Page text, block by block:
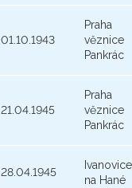
01.10.1943
Praha
věznice
Pankrác
21.04.1945
Praha
věznice
Pankrác
28.04.1945
Ivanovice
na Hané